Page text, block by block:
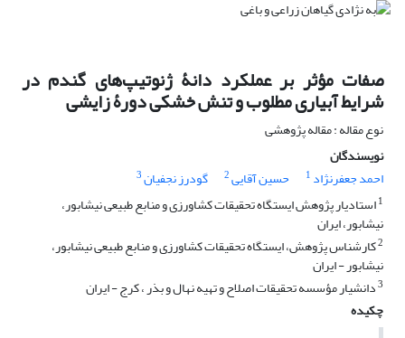
صفات مؤثر بر عملکرد دانۀ ژنوتیپ‌های گندم در
شرایط آبیاری مطلوب و تنش خشکی دورۀ زایشی
نوع مقاله : مقاله پژوهشی
نویسندگان
احمد جعفرنژاد 1 حسین آقایی2 گودرز نجفیان3
1استادیار پژوهش ایستگاه تحقیقات کشاورزی و منابع طبیعی نیشابور،
نیشابور، ایران
2کارشناس پژوهش، ایستگاه تحقیقات کشاورزی و منابع طبیعی نیشابور،
نیشابور - ایران
3دانشیار مؤسسه تحقیقات اصلاح و تهیه نهال و بذر ، کرج - ایران
چکیده